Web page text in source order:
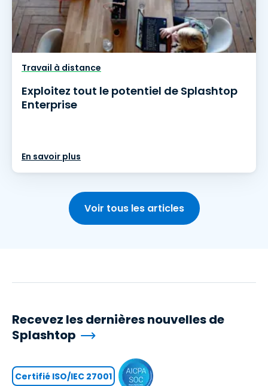
Travail à distance
Exploitez tout le potentiel de Splashtop
Enterprise
En savoir plus
Voir tous les articles
Recevez les dernières nouvelles de
Splashtop
Certifié ISO/IEC 27001